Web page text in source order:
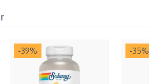
-39% -35%